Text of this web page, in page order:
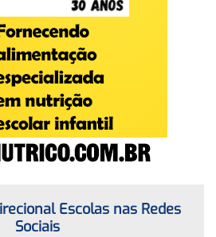
Escolas nas Redes
Sociais